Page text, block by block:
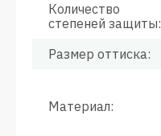
Количество
степеней защиты:
Размер оттиска:
Материал: